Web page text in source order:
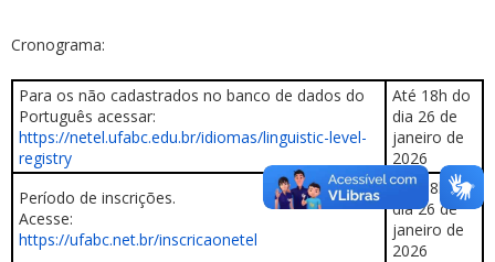
Cronograma:
Para os não cadastrados no banco de dados do
Português acessar:
https://netel.ufabc.edu.br/idiomas/linguistic-level-
registry
Até 18h do
dia 26 de
janeiro de
2026
Período de inscrições.
Acesse:
https://ufabc.net.br/inscricaonetel
Até 18h do
dia 26 de
janeiro de
2026